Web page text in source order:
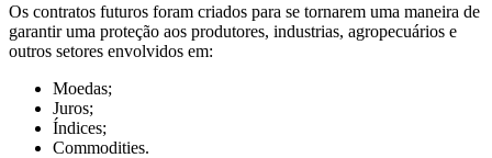
Os contratos futuros foram criados para se tornarem uma maneira de
garantir uma proteção aos produtores, industrias, agropecuários e
outros setores envolvidos em:
Moedas;
Juros;
Índices;
Commodities.